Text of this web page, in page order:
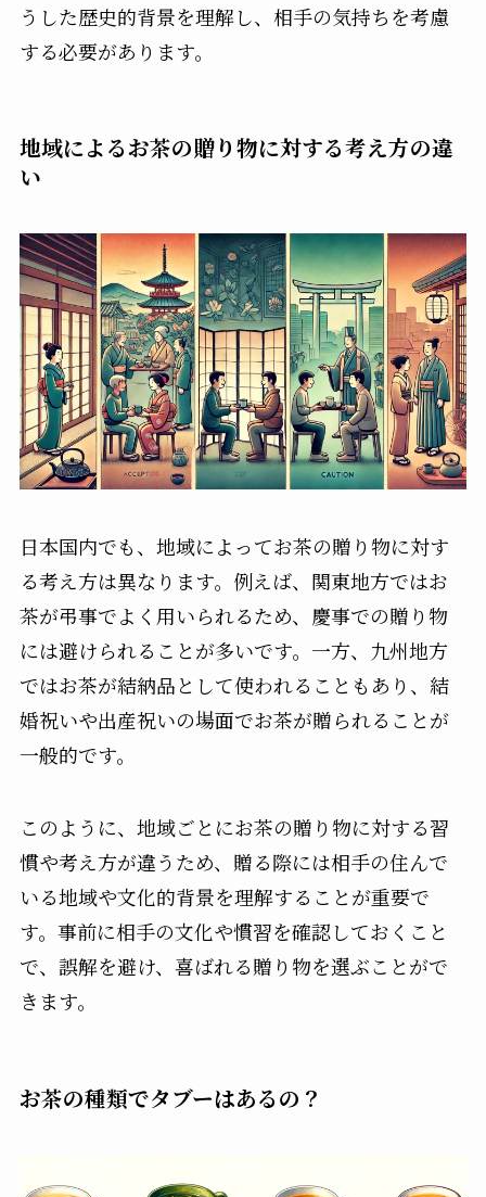
うした歴史的背景を理解し、相手の気持ちを考慮
する必要があります。
地域によるお茶の贈り物に対する考え方の違
い
日本国内でも、地域によってお茶の贈り物に対す
る考え方は異なります。例えば、関東地方ではお
茶が弔事でよく用いられるため、慶事での贈り物
には避けられることが多いです。一方、九州地方
ではお茶が結納品として使われることもあり、結
婚祝いや出産祝いの場面でお茶が贈られることが
一般的です。
このように、地域ごとにお茶の贈り物に対する習
慣や考え方が違うため、贈る際には相手の住んで
いる地域や文化的背景を理解することが重要で
す。事前に相手の文化や慣習を確認しておくこと
で、誤解を避け、喜ばれる贈り物を選ぶことがで
きます。
お茶の種類でタブーはあるの？